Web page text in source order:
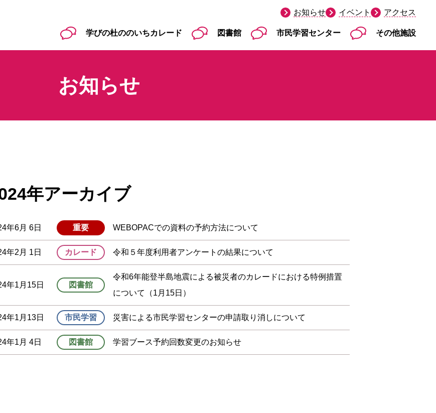
お知らせ イベント アクセス
学びの杜ののいちカレード 図書館 市民学習センター その他施設
お知らせ
年アーカイブ
年6月 6日 重要 WEBOPACでの資料の予約方法について
年2月 1日 カレード 令和５年度利用者アンケートの結果について
年1月15日 図書館
令和6年能登半島地震による被災者のカレードにおける特例措置
について（1月15日）
年1月13日 市民学習 災害による市民学習センターの申請取り消しについて
年1月 4日 図書館 学習ブース予約回数変更のお知らせ